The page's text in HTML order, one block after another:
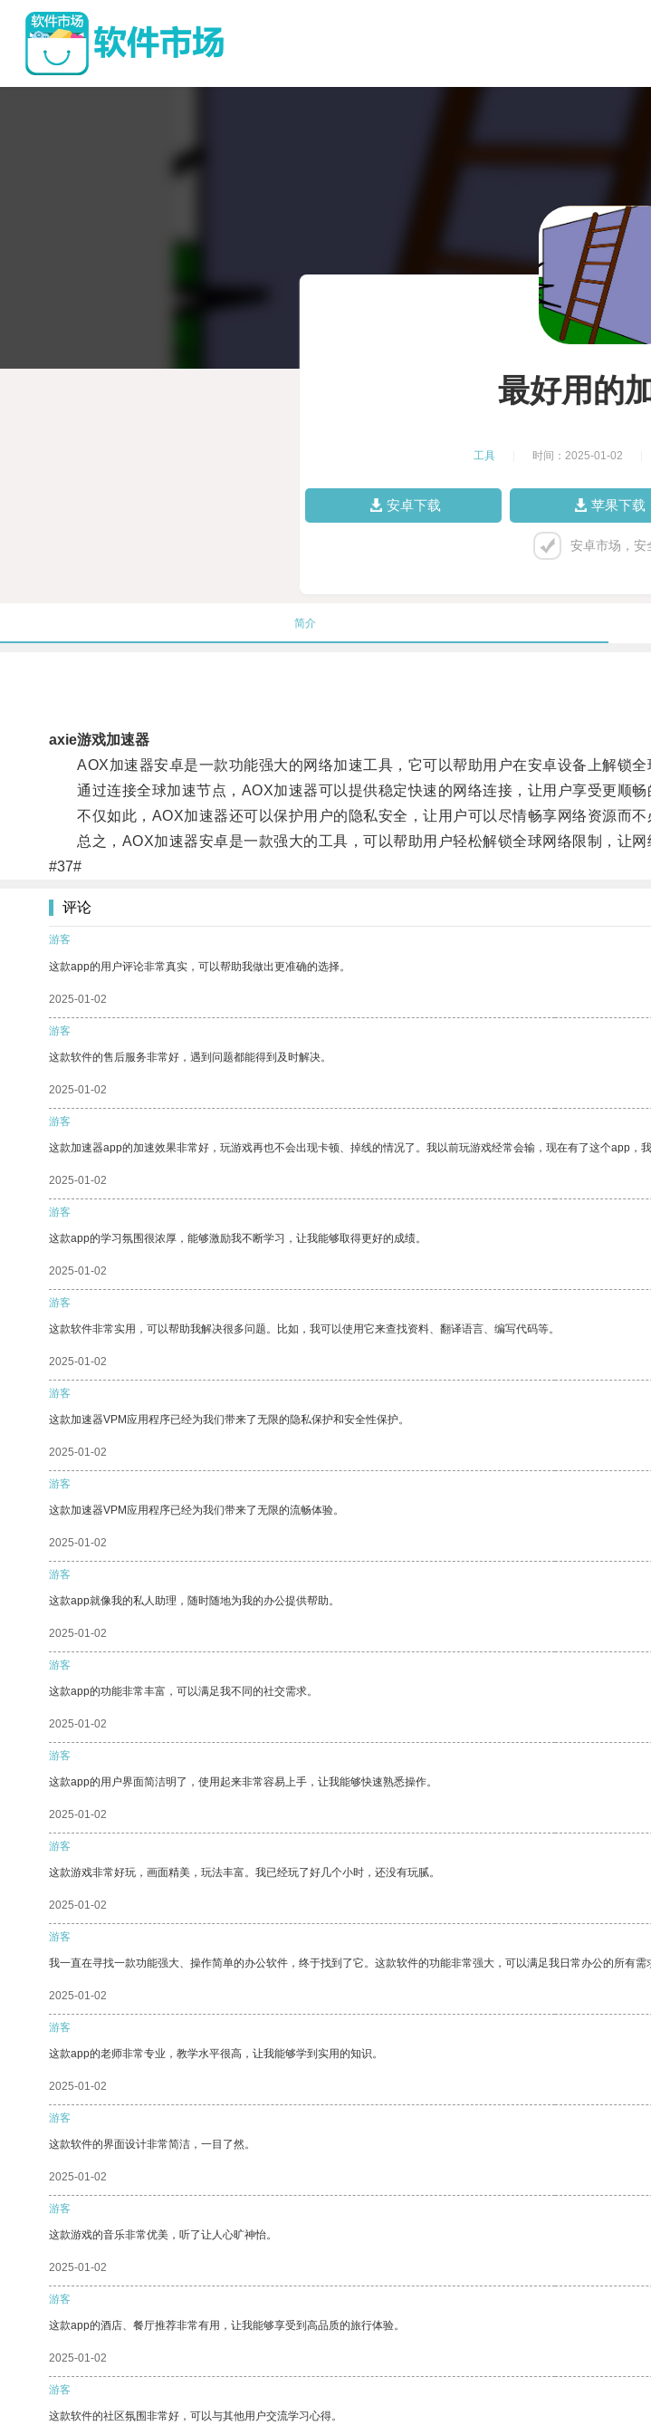
最好用的
工具 时间：2025-01-02
安卓下载 苹果下载
安卓市场，安
简介
axie游戏加速器
AOX加速器安卓是一款功能强大的网络加速工具，它可以帮助用户在安卓设备上解锁全
通过连接全球加速节点，AOX加速器可以提供稳定快速的网络连接，让用户享受更顺畅
不仅如此，AOX加速器还可以保护用户的隐私安全，让用户可以尽情畅享网络资源而不
总之，AOX加速器安卓是一款强大的工具，可以帮助用户轻松解锁全球网络限制，让网
#37#
评论
游客
这款app的用户评论非常真实，可以帮助我做出更准确的选择。
2025-01-02
游客
这款软件的售后服务非常好，遇到问题都能得到及时解决。
2025-01-02
游客
这款加速器app的加速效果非常好，玩游戏再也不会出现卡顿、掉线的情况了。我以前玩游戏经常会输，现在有了这个app，我
2025-01-02
游客
这款app的学习氛围很浓厚，能够激励我不断学习，让我能够取得更好的成绩。
2025-01-02
游客
这款软件非常实用，可以帮助我解决很多问题。比如，我可以使用它来查找资料、翻译语言、编写代码等。
2025-01-02
游客
这款加速器VPM应用程序已经为我们带来了无限的隐私保护和安全性保护。
2025-01-02
游客
这款加速器VPM应用程序已经为我们带来了无限的流畅体验。
2025-01-02
游客
这款app就像我的私人助理，随时随地为我的办公提供帮助。
2025-01-02
游客
这款app的功能非常丰富，可以满足我不同的社交需求。
2025-01-02
游客
这款app的用户界面简洁明了，使用起来非常容易上手，让我能够快速熟悉操作。
2025-01-02
游客
这款游戏非常好玩，画面精美，玩法丰富。我已经玩了好几个小时，还没有玩腻。
2025-01-02
游客
我一直在寻找一款功能强大、操作简单的办公软件，终于找到了它。这款软件的功能非常强大，可以满足我日常办公的所有需
2025-01-02
游客
这款app的老师非常专业，教学水平很高，让我能够学到实用的知识。
2025-01-02
游客
这款软件的界面设计非常简洁，一目了然。
2025-01-02
游客
这款游戏的音乐非常优美，听了让人心旷神怡。
2025-01-02
游客
这款app的酒店、餐厅推荐非常有用，让我能够享受到高品质的旅行体验。
2025-01-02
游客
这款软件的社区氛围非常好，可以与其他用户交流学习心得。